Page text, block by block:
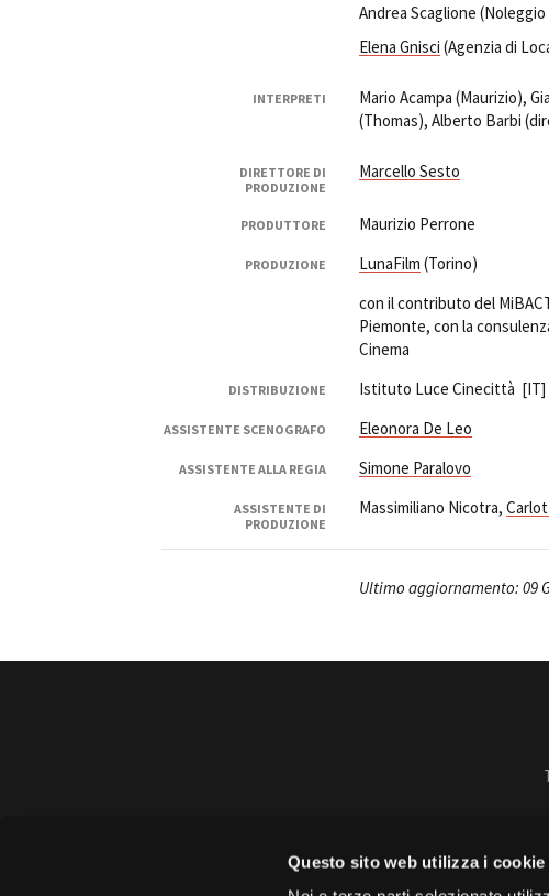
Questo sito web utilizza i cookie
Andrea Scaglione
Elena Gnisci (Agenzia di
INTERPRETI
Mario Acampa (Maurizio),
(Thomas), Alberto Barbi
DIRETTORE DI
PRODUZIONE
Marcello Sesto
PRODUTTORE Maurizio Perrone
PRODUZIONE LunaFilm (Torino)
con il contributo del
Piemonte, con la
Cinema
DISTRIBUZIONE Istituto Luce Cinecittà [IT]
ASSISTENTE SCENOGRAFO Eleonora De Leo
ASSISTENTE ALLA REGIA Simone Paralovo
ASSISTENTE DI
PRODUZIONE
Massimiliano Nicotra,
Ultimo aggiornamento: 09
Facebook